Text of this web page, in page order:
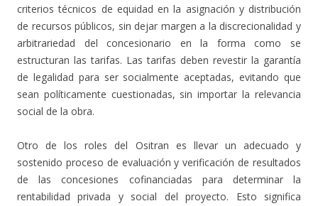
criterios técnicos de equidad en la asignación y distribución
de recursos públicos, sin dejar margen a la discrecionalidad y
arbitrariedad del concesionario en la forma como se
estructuran las tarifas. Las tarifas deben revestir la garantía
de legalidad para ser socialmente aceptadas, evitando que
sean políticamente cuestionadas, sin importar la relevancia
social de la obra.
Otro de los roles del Ositran es llevar un adecuado y
sostenido proceso de evaluación y verificación de resultados
de las concesiones cofinanciadas para determinar la
rentabilidad privada y social del proyecto. Esto significa